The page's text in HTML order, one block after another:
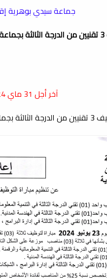
جماعة سيدي بوهرية
آخر أجل 31 ماي 2024
إقليم بركان